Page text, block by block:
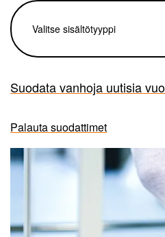
Suodata vanhoja uutisia
Palauta suodattimet